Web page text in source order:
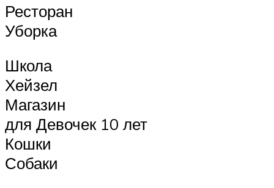
Ресторан
Уборка
Школа
Хейзел
Магазин
для Девочек 10 лет
Кошки
Собаки